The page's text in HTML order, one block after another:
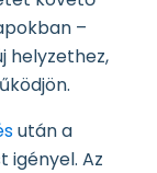
–
helyzethez,
után a
igényel. Az